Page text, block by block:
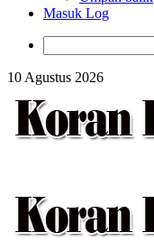
Masuk Log
Skip
content
10 Agustus 2026
Menu